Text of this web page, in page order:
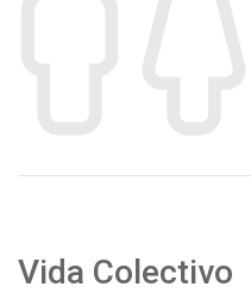
Vida Colectivo